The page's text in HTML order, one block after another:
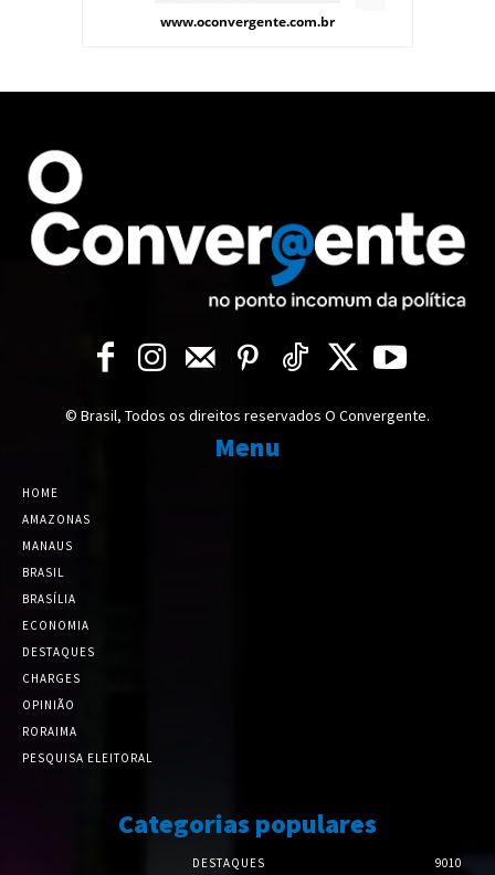
© Brasil, Todos os direitos reservados O Convergente.
Menu
HOME
AMAZONAS
MANAUS
BRASIL
BRASÍLIA
ECONOMIA
DESTAQUES
CHARGES
OPINIÃO
RORAIMA
PESQUISA ELEITORAL
Categorias populares
DESTAQUES 9010